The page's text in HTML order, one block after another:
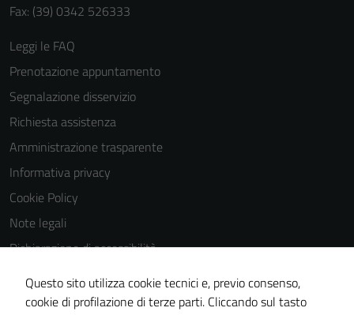
Fax: (39) 0342 526333
Leggi le FAQ
Prenotazione appuntamento
Segnalazione disservizio
Richiesta assistenza
Amministrazione trasparente
Informativa privacy
Cookie Policy
Note legali
Dichiarazione di accessibilità
Dichiarazione di accessibilità Servizi
Whistleblowing
Questo sito utilizza cookie tecnici e, previo consenso,
cookie di profilazione di terze parti. Cliccando sul tasto